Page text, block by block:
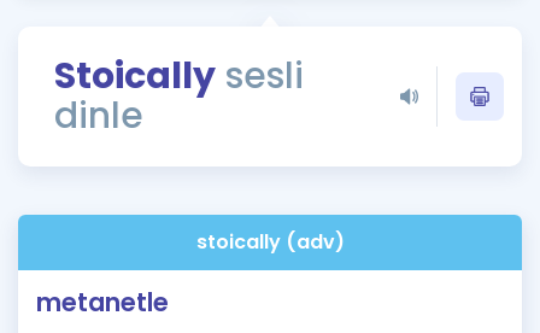
Rehberlik Aracı
ÖSYM Sınav Takvimi
İngilizce Gramer
Stoically sesli
dinle
stoically (adv)
metanetle